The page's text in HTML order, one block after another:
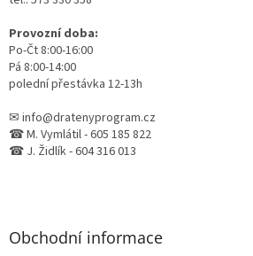
Provozní doba:
Po-Čt 8:00-16:00
Pá 8:00-14:00
polední přestávka 12-13h
✉ info@dratenyprogram.cz
☎ M. Vymlátil - 605 185 822
☎ J. Židlík - 604 316 013
Obchodní informace